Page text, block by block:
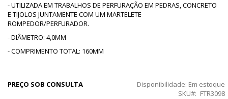
- UTILIZADA EM TRABALHOS DE PERFURAÇÃO EM PEDRAS, CONCRETO
E TIJOLOS JUNTAMENTE COM UM MARTELETE
ROMPEDOR/PERFURADOR.
- DIÂMETRO: 4,0MM
- COMPRIMENTO TOTAL: 160MM
PREÇO SOB CONSULTA Disponibilidade: Em estoque
SKU
FTR3098